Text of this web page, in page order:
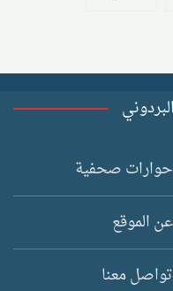
حوارات صحفية
عن الموقع
تواصل معنا